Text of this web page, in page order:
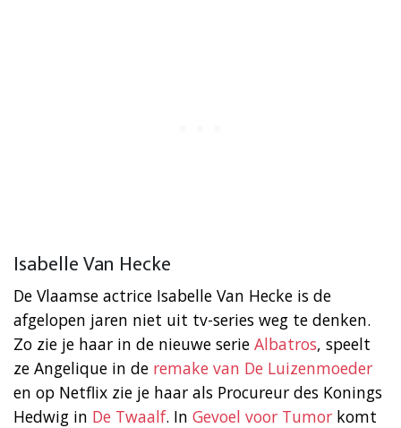
Isabelle Van Hecke
De Vlaamse actrice Isabelle Van Hecke is de
afgelopen jaren niet uit tv-series weg te denken.
Zo zie je haar in de nieuwe serie Albatros, speelt
ze Angelique in de remake van De Luizenmoeder
en op Netflix zie je haar als Procureur des Konings
Hedwig in De Twaalf. In Gevoel voor Tumor komt